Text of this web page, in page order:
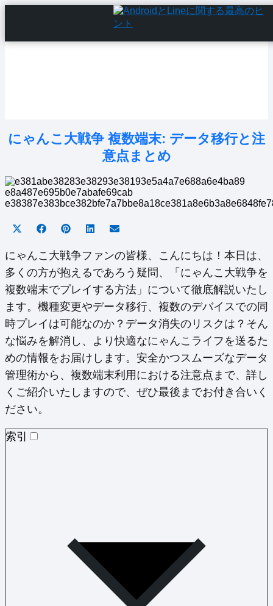
にゃんこ大戦争 複数端末: データ移行と注
意点まとめ
Share
(Twitter)
Share
Facebook
Share
Pinterest
Share
LinkedInEmail
にゃんこ大戦争ファンの皆様、こんにちは！本日は、
多くの方が抱えるであろう疑問、「にゃんこ大戦争を
複数端末でプレイする方法」について徹底解説いたし
ます。機種変更やデータ移行、複数のデバイスでの同
時プレイは可能なのか？データ消失のリスクは？そん
な悩みを解消し、より快適なにゃんこライフを送るた
めの情報をお届けします。安全かつスムーズなデータ
管理術から、複数端末利用における注意点まで、詳し
くご紹介いたしますので、ぜひ最後までお付き合いく
ださい。
索引